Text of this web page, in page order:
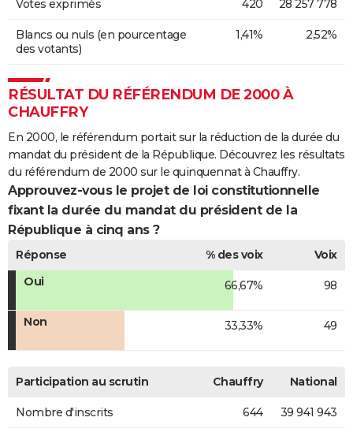
Votes exprimés 420 28 257 778
Blancs ou nuls (en pourcentage
des votants)
1,41% 2,52%
RÉSULTAT DU RÉFÉRENDUM DE 2000 À
CHAUFFRY
En 2000, le référendum portait sur la réduction de la durée du
mandat du président de la République. Découvrez les résultats
du référendum de 2000 sur le quinquennat à Chauffry.
Approuvez-vous le projet de loi constitutionnelle
fixant la durée du mandat du président de la
République à cinq ans ?
Réponse % des voix
Voix
Oui
66,67% 98
Non 33,33% 49
Participation au scrutin Chauffry National
Nombre d'inscrits 644 39 941 943